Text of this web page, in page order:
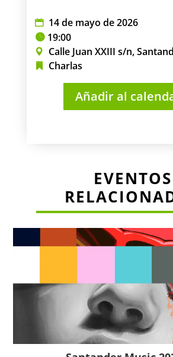
14 de mayo de 2026
19:00
Calle Juan XXIII s/n,
Charlas
Añadir al
EVENTOS